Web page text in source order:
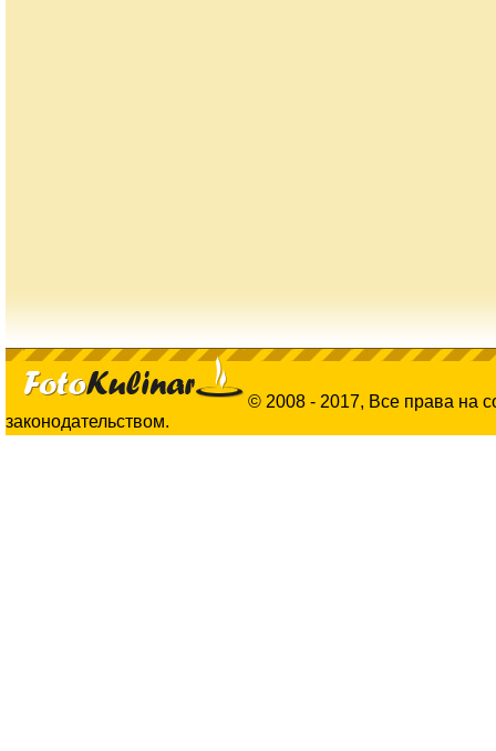
© 2008 - 2017, Все права на
законодательством.